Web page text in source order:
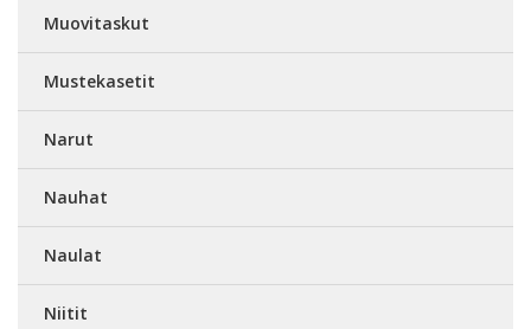
Muovitaskut
Mustekasetit
Narut
Nauhat
Naulat
Niitit